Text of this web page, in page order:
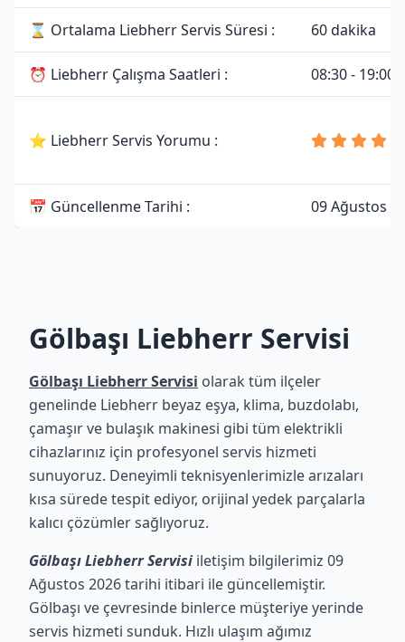
⌛ Ortalama Liebherr Servis Süresi : 60 dakika
⏰ Liebherr Çalışma Saatleri : 08:30 - 19:00
⭐ Liebherr Servis Yorumu :
📅 Güncellenme Tarihi : 09 Ağustos
Gölbaşı Liebherr Servisi
Gölbaşı Liebherr Servisi olarak tüm ilçeler
genelinde Liebherr beyaz eşya, klima, buzdolabı,
çamaşır ve bulaşık makinesi gibi tüm elektrikli
cihazlarınız için profesyonel servis hizmeti
sunuyoruz. Deneyimli teknisyenlerimizle arızaları
kısa sürede tespit ediyor, orijinal yedek parçalarla
kalıcı çözümler sağlıyoruz.
Gölbaşı Liebherr Servisi iletişim bilgilerimiz 09
Ağustos 2026 tarihi itibari ile güncellemiştir.
Gölbaşı ve çevresinde binlerce müşteriye yerinde
servis hizmeti sunduk. Hızlı ulaşım ağımız